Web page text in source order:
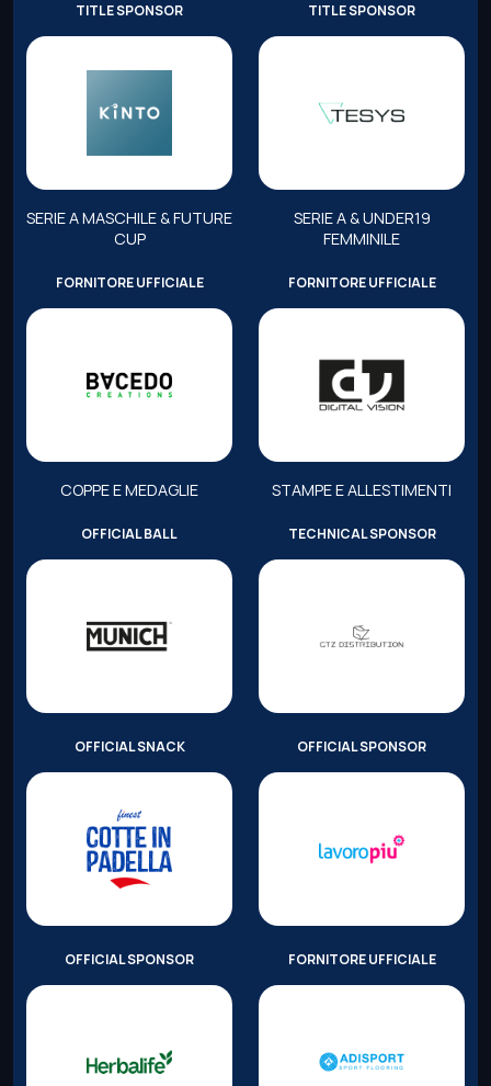
TITLE SPONSOR
SERIE A MASCHILE & FUTURE
CUP
TITLE SPONSOR
SERIE A & UNDER19
FEMMINILE
FORNITORE UFFICIALE
COPPE E MEDAGLIE
FORNITORE UFFICIALE
STAMPE E ALLESTIMENTI
OFFICIAL BALL TECHNICAL SPONSOR
OFFICIAL SNACK OFFICIAL SPONSOR
OFFICIAL SPONSOR FORNITORE UFFICIALE